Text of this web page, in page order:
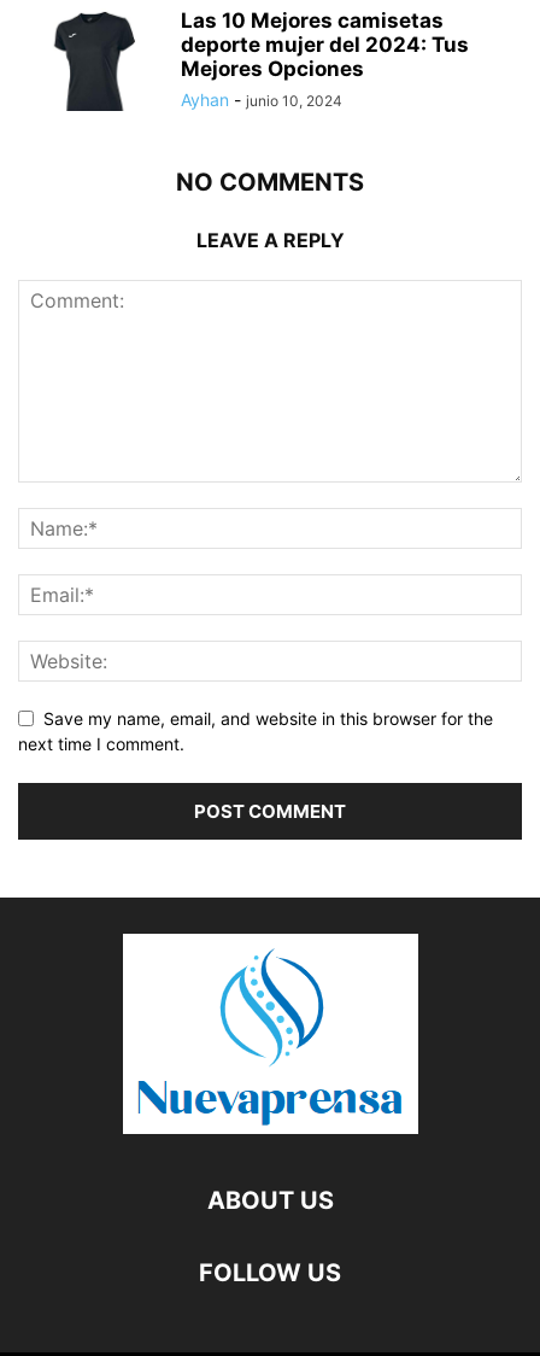
Las 10 Mejores camisetas
deporte mujer del 2024: Tus
Mejores Opciones
Ayhan - junio 10, 2024
NO COMMENTS
LEAVE A REPLY
Save my name, email, and website in this browser for the
next time I comment.
ABOUT US
FOLLOW US